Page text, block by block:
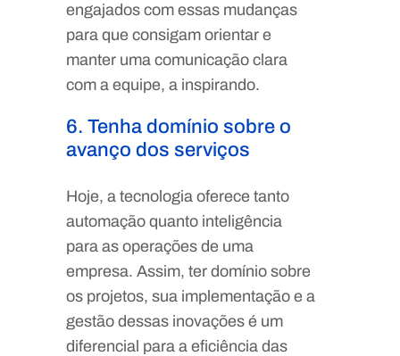
engajados com essas mudanças
para que consigam orientar e
manter uma comunicação clara
com a equipe, a inspirando.
6. Tenha domínio sobre o
avanço dos serviços
Hoje, a tecnologia oferece tanto
automação quanto inteligência
para as operações de uma
empresa. Assim, ter domínio sobre
os projetos, sua implementação e a
gestão dessas inovações é um
diferencial para a eficiência das